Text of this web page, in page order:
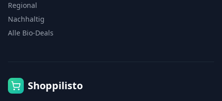
Regional
Nachhaltig
Alle Bio-Deals
Shoppilisto